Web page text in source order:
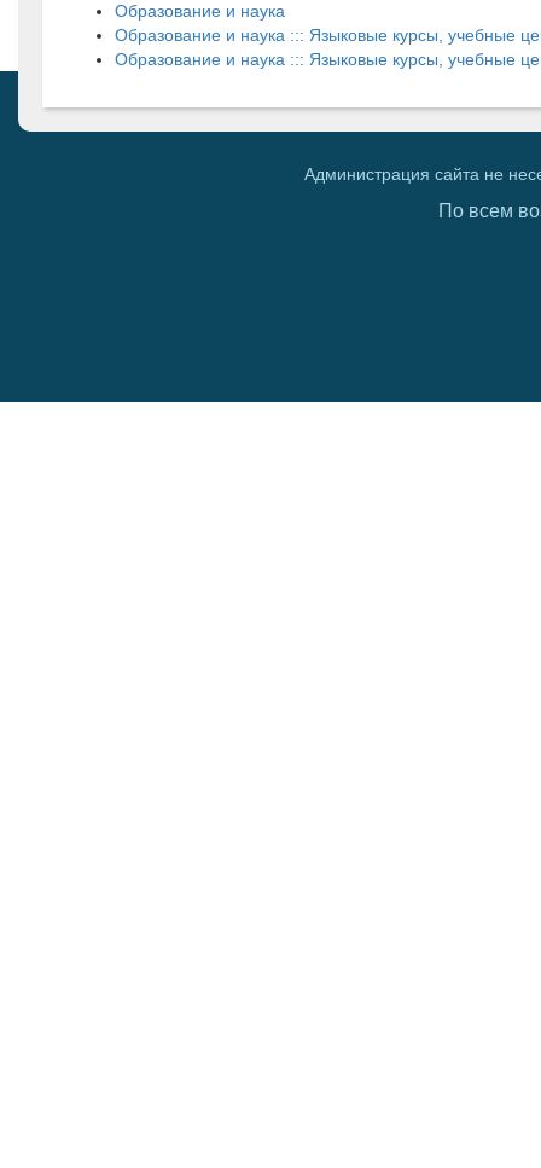
Образование и наука
Образование и наука ::: Языковые курсы, учебные
Образование и наука ::: Языковые курсы, учебные
Администрация сайта не
По всем